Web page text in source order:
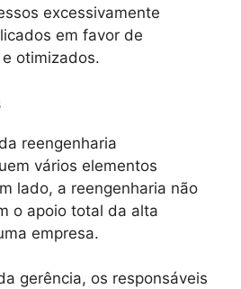
excessivamente
em favor de
otimizados.
reengenharia
vários elementos
lado, a reengenharia não
o apoio total da alta
empresa.
gerência, os responsáveis